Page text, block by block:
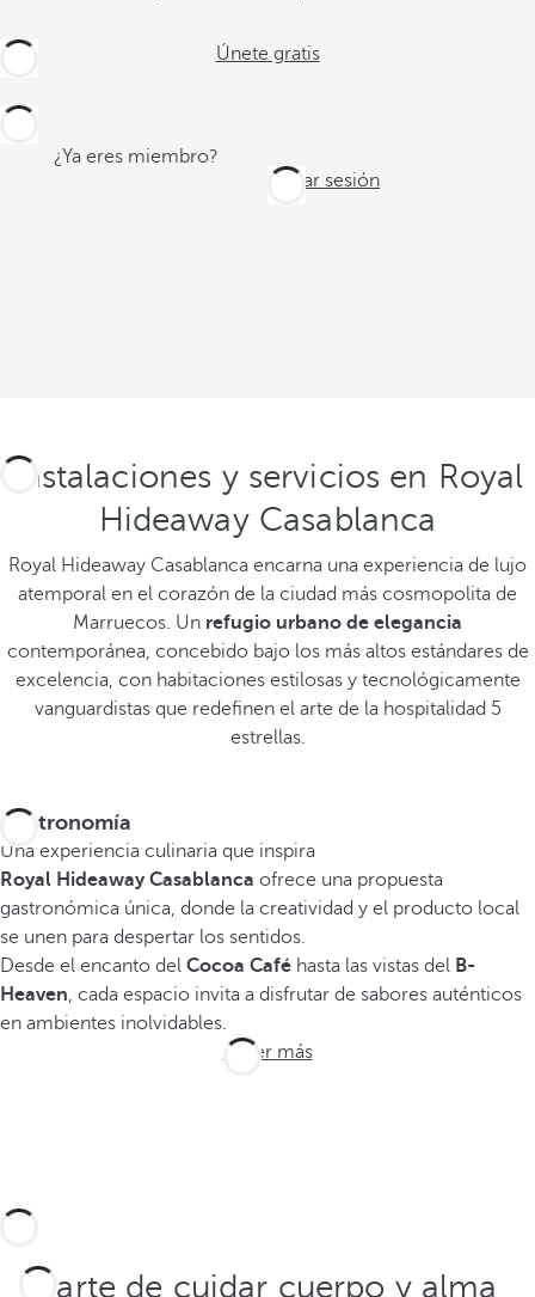
Únete gratis
¿Ya eres miembro?
Iniciar sesión
Instalaciones y servicios en Royal
Hideaway Casablanca
Royal Hideaway Casablanca encarna una experiencia de lujo
atemporal en el corazón de la ciudad más cosmopolita de
Marruecos. Un refugio urbano de elegancia
contemporánea, concebido bajo los más altos estándares de
excelencia, con habitaciones estilosas y tecnológicamente
vanguardistas que redefinen el arte de la hospitalidad 5
estrellas.
Gastronomía
Una experiencia culinaria que inspira
Royal Hideaway Casablanca ofrece una propuesta
gastronómica única, donde la creatividad y el producto local
se unen para despertar los sentidos.
Desde el encanto del Cocoa Café hasta las vistas del B-
Heaven, cada espacio invita a disfrutar de sabores auténticos
en ambientes inolvidables.
Saber más
El arte de cuidar cuerpo y alma